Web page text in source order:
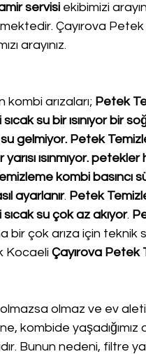
servisi ekibimizi
Çayırova
arayınız.
kombi arızaları; Petek
su bir ısınıyor bir
gelmiyor. Petek
yarısı ısınmıyor.
kombi basıncı
ayarlanır. Petek
su çok az akıyor.
bir çok arıza için teknik
Kocaeli Çayırova Petek
olmaz ve ev
kombide
Bunun nedeni,